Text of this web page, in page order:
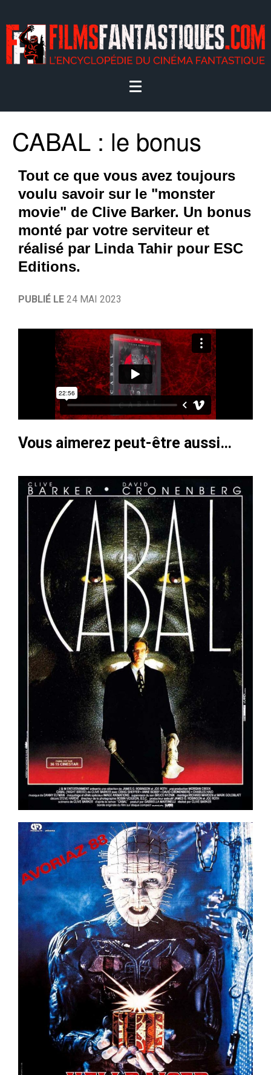
CABAL : le bonus
Tout ce que vous avez toujours
voulu savoir sur le "monster
movie" de Clive Barker. Un bonus
monté par votre serviteur et
réalisé par Linda Tahir pour ESC
Editions.
PUBLIÉ LE 24 MAI 2023
Vous aimerez peut-être aussi…